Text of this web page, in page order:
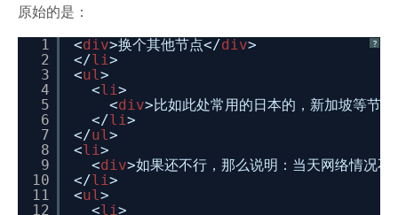
原始的是：
?
1
2
3
4
5
6
7
8
9
10
11
12
<div>换个其他节点</div>
</li>
<ul>
<li>
<div>比如此处常用的日本的，新加坡等节
</li>
</ul>
<li>
<div>如果还不行，那么说明：当天网络情况
</li>
<ul>
<li>